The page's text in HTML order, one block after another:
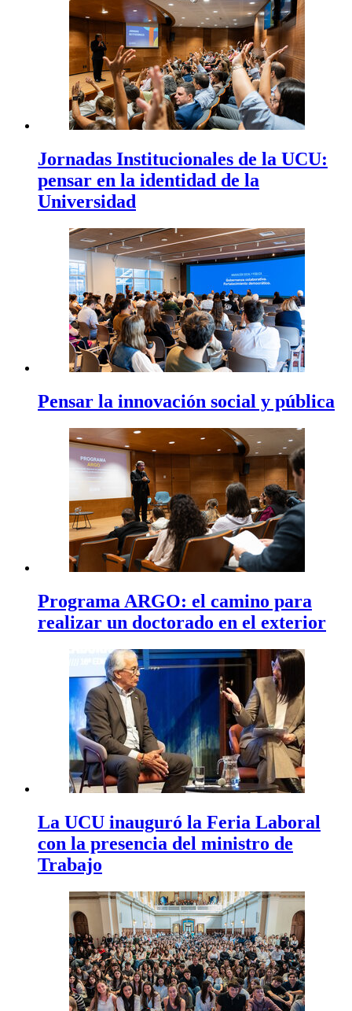
Jornadas Institucionales de la UCU:
pensar en la identidad de la
Universidad
Pensar la innovación social y pública
Programa ARGO: el camino para
realizar un doctorado en el exterior
La UCU inauguró la Feria Laboral
con la presencia del ministro de
Trabajo